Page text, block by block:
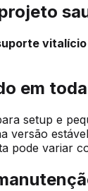
em
setup e
versão
pode variar